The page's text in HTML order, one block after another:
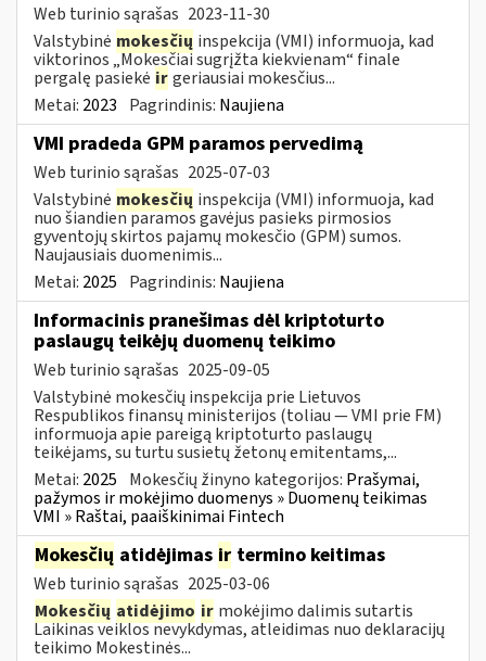
Web turinio sąrašas 2023-11-30
Valstybinė mokesčių inspekcija (VMI) informuoja, kad
viktorinos „Mokesčiai sugrįžta kiekvienam“ finale
pergalę pasiekė irgeriausiai mokesčius...
Metai: 2023 Pagrindinis: Naujiena
VMI pradeda GPM paramos pervedimą
Web turinio sąrašas 2025-07-03
Valstybinė mokesčių inspekcija (VMI) informuoja, kad
nuo šiandien paramos gavėjus pasieks pirmosios
gyventojų skirtos pajamų mokesčio (GPM) sumos.
Naujausiais duomenimis...
Metai: 2025 Pagrindinis: Naujiena
Informacinis pranešimas dėl kriptoturto
paslaugų teikėjų duomenų teikimo
Web turinio sąrašas 2025-09-05
Valstybinė mokesčių inspekcija prie Lietuvos
Respublikos finansų ministerijos (toliau — VMI prie FM)
informuoja apie pareigą kriptoturto paslaugų
teikėjams, su turtu susietų žetonų emitentams,...
Metai: 2025 Mokesčių žinyno kategorijos: Prašymai,
pažymos ir mokėjimo duomenys » Duomenų teikimas
VMI » Raštai, paaiškinimai Fintech
Mokesčių atidėjimas ir termino keitimas
Web turinio sąrašas 2025-03-06
Mokesčių atidėjimo ir mokėjimo dalimis sutartis
Laikinas veiklos nevykdymas, atleidimas nuo deklaracijų
teikimo Mokestinės...